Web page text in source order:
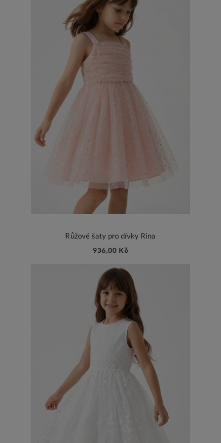
Růžové šaty pro dívky Rina
936,00 Kč